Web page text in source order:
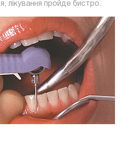
лікування пройде бистро.